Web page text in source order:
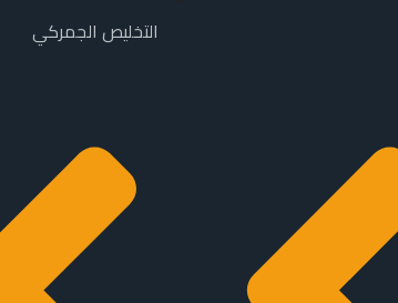
التخليص الجمركي